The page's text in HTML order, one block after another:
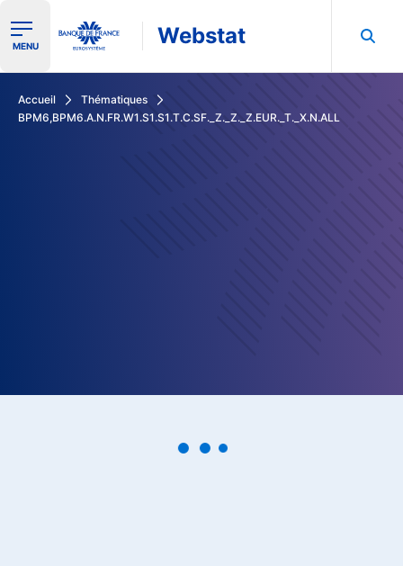
Ouvrir le menu de navigation
MENU Webstat
Accueil
Thématiques
BPM6,BPM6.A.N.FR.W1.S1.S1.T.C.SF._Z._Z._Z.EUR._T._X.N.ALL